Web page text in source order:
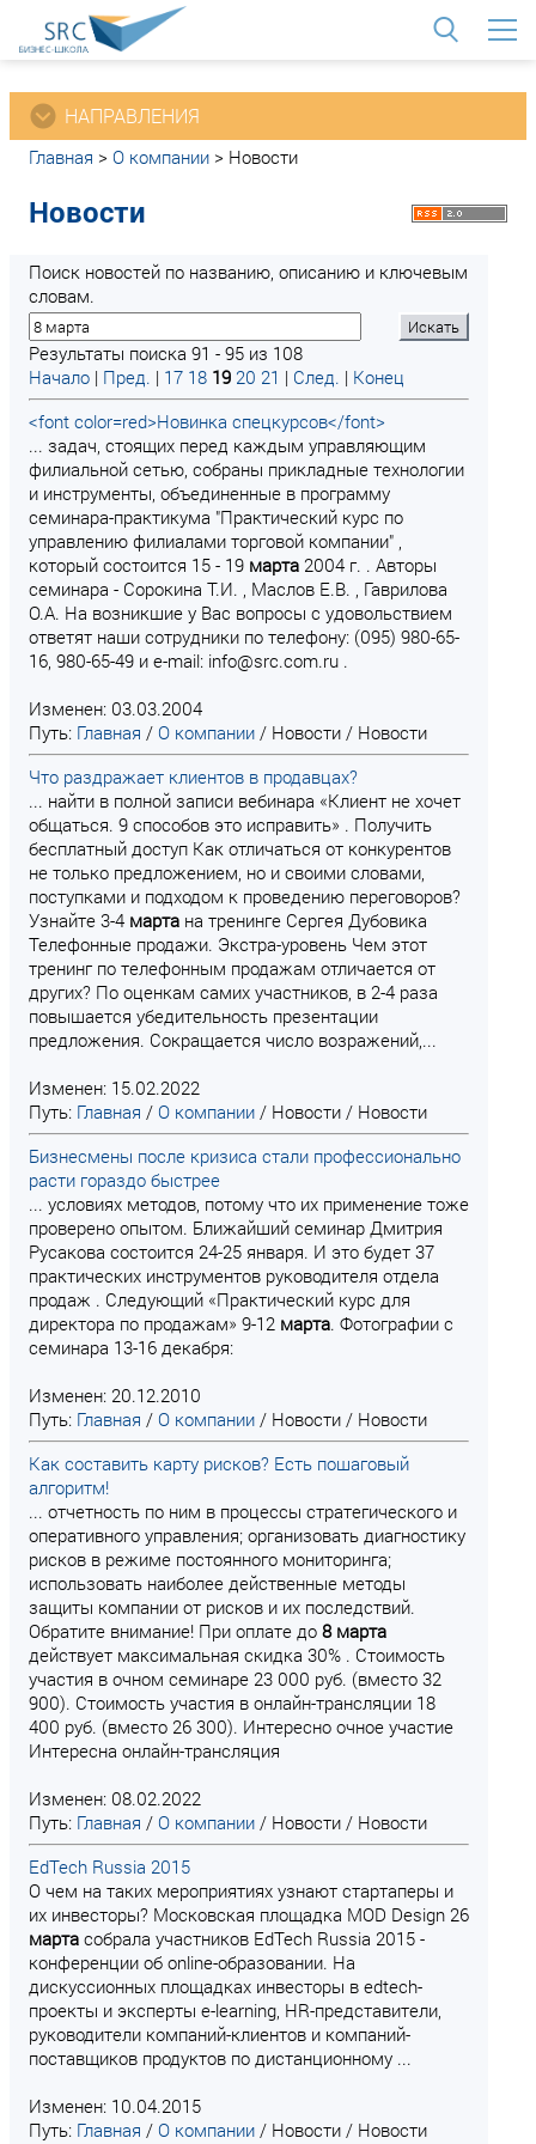
НАПРАВЛЕНИЯ
Главная > О компании > Новости
Новости
Поиск новостей по названию, описанию и ключевым
словам.
Результаты поиска 91 - 95 из 108
Начало | Пред. | 17 18 19 20 21 | След. | Конец
<font color=red>Новинка спецкурсов</font>
... задач, стоящих перед каждым управляющим
филиальной сетью, собраны прикладные технологии
и инструменты, объединенные в программу
семинара-практикума "Практический курс по
управлению филиалами торговой компании" ,
который состоится 15 - 19 марта 2004 г. . Авторы
семинара - Сорокина Т.И. , Маслов Е.В. , Гаврилова
О.А. На возникшие у Вас вопросы с удовольствием
ответят наши сотрудники по телефону: (095) 980-65-
16, 980-65-49 и e-mail: info@src.com.ru .
Изменен: 03.03.2004
Путь: Главная / О компании / Новости / Новости
Что раздражает клиентов в продавцах?
... найти в полной записи вебинара «Клиент не хочет
общаться. 9 способов это исправить» . Получить
бесплатный доступ Как отличаться от конкурентов
не только предложением, но и своими словами,
поступками и подходом к проведению переговоров?
Узнайте 3-4 марта на тренинге Сергея Дубовика
Телефонные продажи. Экстра-уровень Чем этот
тренинг по телефонным продажам отличается от
других? По оценкам самих участников, в 2-4 раза
повышается убедительность презентации
предложения. Сокращается число возражений,...
Изменен: 15.02.2022
Путь: Главная / О компании / Новости / Новости
Бизнесмены после кризиса стали профессионально
расти гораздо быстрее
... условиях методов, потому что их применение тоже
проверено опытом. Ближайший семинар Дмитрия
Русакова состоится 24-25 января. И это будет 37
практических инструментов руководителя отдела
продаж . Следующий «Практический курс для
директора по продажам» 9-12 марта. Фотографии с
семинара 13-16 декабря:
Изменен: 20.12.2010
Путь: Главная / О компании / Новости / Новости
Как составить карту рисков? Есть пошаговый
алгоритм!
... отчетность по ним в процессы стратегического и
оперативного управления; организовать диагностику
рисков в режиме постоянного мониторинга;
использовать наиболее действенные методы
защиты компании от рисков и их последствий.
Обратите внимание! При оплате до 8 марта
действует максимальная скидка 30% . Стоимость
участия в очном семинаре 23 000 руб. (вместо 32
900). Стоимость участия в онлайн-трансляции 18
400 руб. (вместо 26 300). Интересно очное участие
Интересна онлайн-трансляция
Изменен: 08.02.2022
Путь: Главная / О компании / Новости / Новости
EdTech Russia 2015
О чем на таких мероприятиях узнают стартаперы и
их инвесторы? Московская площадка MOD Design 26
марта собрала участников EdTech Russia 2015 -
конференции об online-образовании. На
дискуссионных площадках инвесторы в edtech-
проекты и эксперты e-learning, HR-представители,
руководители компаний-клиентов и компаний-
поставщиков продуктов по дистанционному ...
Изменен: 10.04.2015
Путь: Главная / О компании / Новости / Новости